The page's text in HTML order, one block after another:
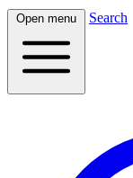
Open menu Search